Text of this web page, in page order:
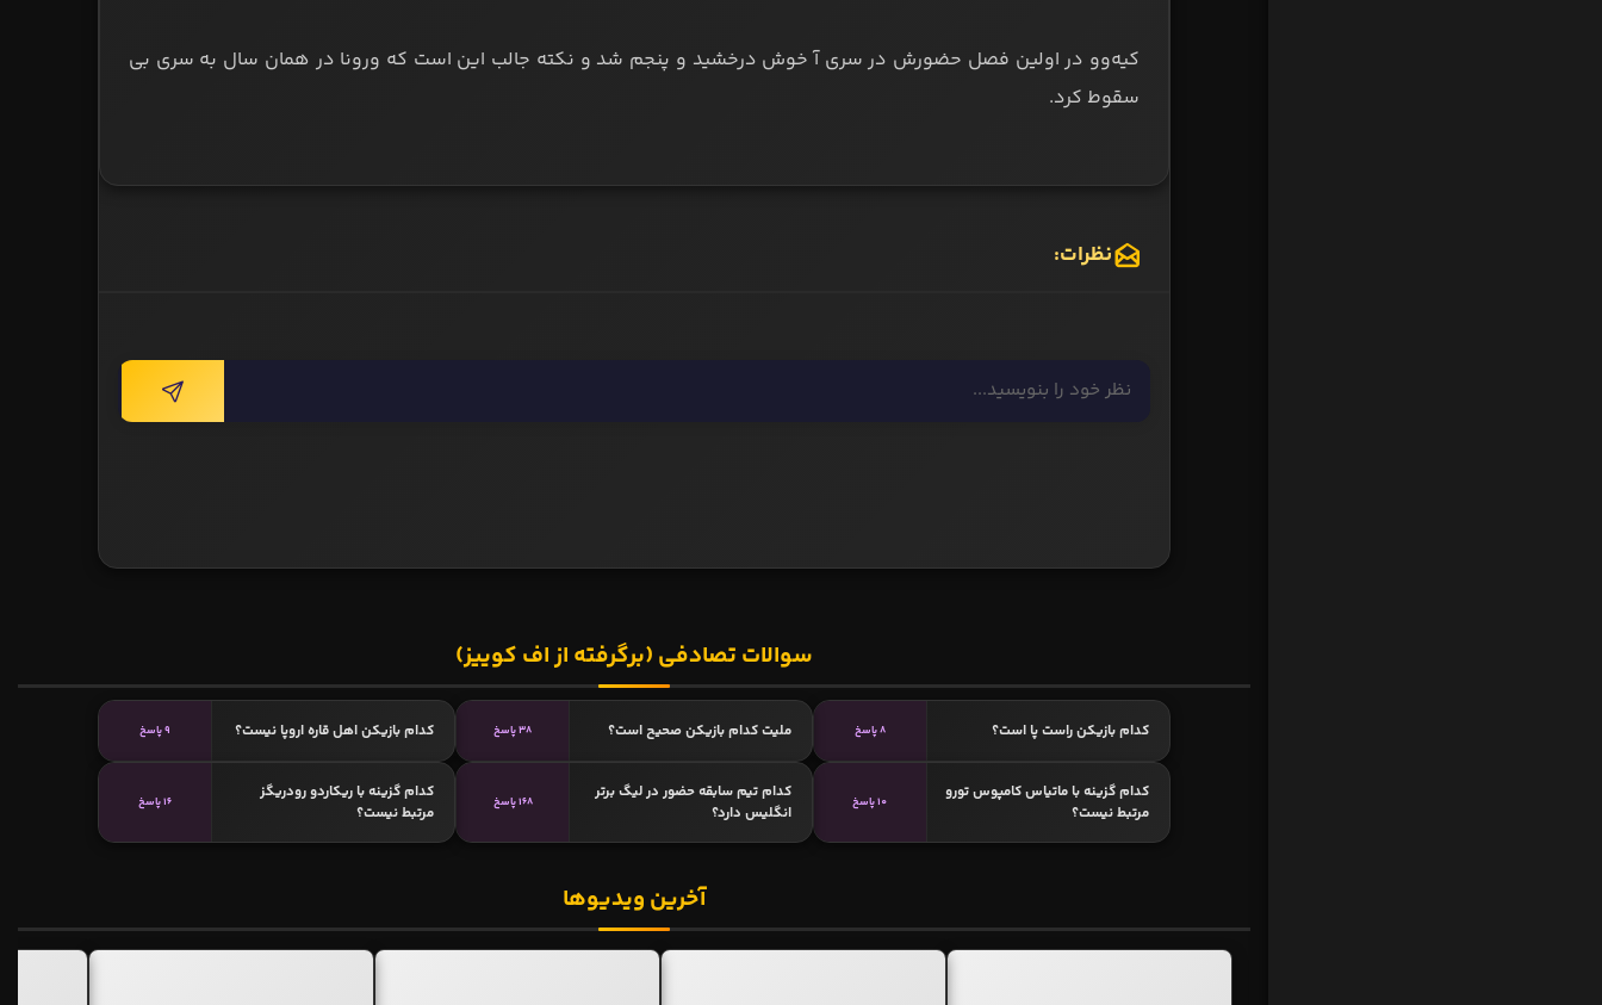
کیه‌وو در اولین فصل حضورش در سری آ خوش درخشید و پنجم شد و نکته جالب این است که ورونا در همان سال به سری بی
سقوط کرد.
نظرات:
سوالات تصادفی (برگرفته از اف کوییز)
کدام بازیکن راست پا است؟ 8 پاسخ ملیت کدام بازیکن صحیح است؟ 38 پاسخ کدام بازیکن اهل قاره اروپا نیست؟ 9 پاسخ
کدام گزینه با ماتیاس کامپوس تورو
مرتبط نیست؟
10 پاسخ
کدام تیم سابقه حضور در لیگ برتر
انگلیس دارد؟
168 پاسخ
کدام گزینه با ریکاردو رودریگز
مرتبط نیست؟
16 پاسخ
آخرین ویدیوها